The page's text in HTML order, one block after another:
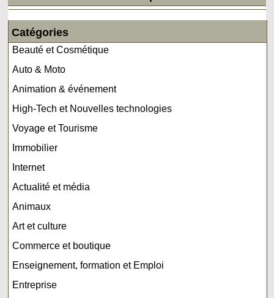
Catégories
Beauté et Cosmétique
Auto & Moto
Animation & événement
High-Tech et Nouvelles technologies
Voyage et Tourisme
Immobilier
Internet
Actualité et média
Animaux
Art et culture
Commerce et boutique
Enseignement, formation et Emploi
Entreprise